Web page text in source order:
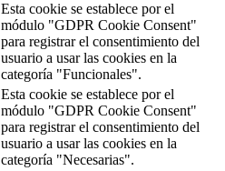
Esta cookie se establece por el
módulo "GDPR Cookie Consent"
para registrar el consentimiento del
usuario a usar las cookies en la
categoría "Funcionales".
Esta cookie se establece por el
módulo "GDPR Cookie Consent"
para registrar el consentimiento del
usuario a usar las cookies en la
categoría "Necesarias".